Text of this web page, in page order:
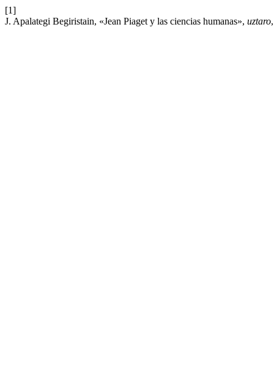
[1]
J. Apalategi Begiristain, «Jean Piaget y las ciencias humanas», uztaro